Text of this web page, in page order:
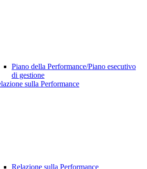
Piano della Performance/Piano esecutivo
di gestione
sulla Performance
Relazione sulla Performance